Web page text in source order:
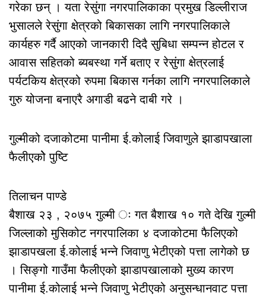
गरेका छन् । यता रेसुंगा नगरपालिकाका प्रमुख डिल्लीराज
भुसालले रेसुंगा क्षेत्रको बिकासका लागि नगरपालिकाले
कार्यहरु गर्दै आएको जानकारी दिदै सुबिधा सम्पन्न होटल र
आवास सहितको ब्यबस्था गर्ने बताए र रेसुंगा क्षेत्रलाई
पर्यटकिय क्षेत्रको रुपमा बिकास गर्नका लागि नगरपालिकाले
गुरु योजना बनाएरै अगाडी बढने दाबी गरे ।
गुल्मीको दजाकोटमा पानीमा ई.कोलाई जिवाणुले झाडापखाला
फैलीएकोे पुष्टि
तिलाचन पाण्डे
बैशाख २३ , २०७५ गुल्मी ः गत बैशाख १० गते देखि गुल्मी
जिल्लाको मुसिकोट नगरपालिका ४ दजाकोटमा फैलिएको
झाडापखला ई.कोलाई भन्ने जिवाणु भेटीएको पत्ता लागेको छ
। सिङ्गो गाउँमा फैलीएको झाडापखालाको मुख्य कारण
पानीमा ई.कोलाई भन्ने जिवाणु भेटीएको अनुसन्धानवाट पत्ता